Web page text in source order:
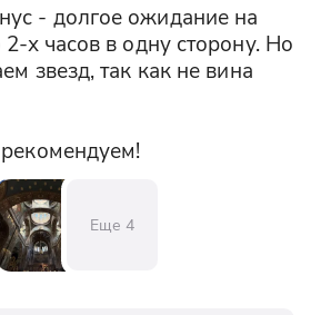
- долгое ожидание на
х часов в одну сторону. Но
звезд, так как не вина
Еще 4